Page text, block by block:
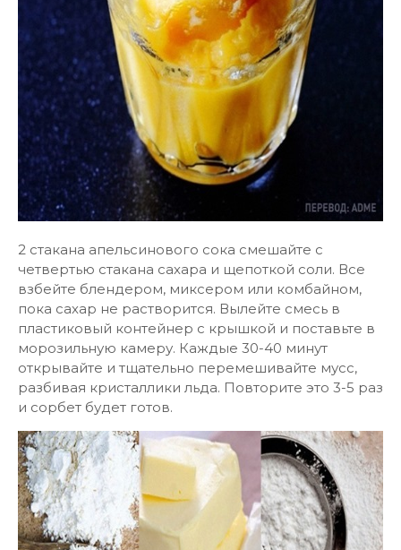
2 стакана апельсинового сока смешайте с
четвертью стакана сахара и щепоткой соли. Все
взбейте блендером, миксером или комбайном,
пока сахар не растворится. Вылейте смесь в
пластиковый контейнер с крышкой и поставьте в
морозильную камеру. Каждые 30-40 минут
открывайте и тщательно перемешивайте мусс,
разбивая кристаллики льда. Повторите это 3-5 раз
и сорбет будет готов.